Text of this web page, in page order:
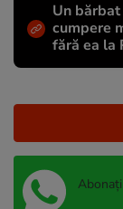
Un
cumpere
fără ea la